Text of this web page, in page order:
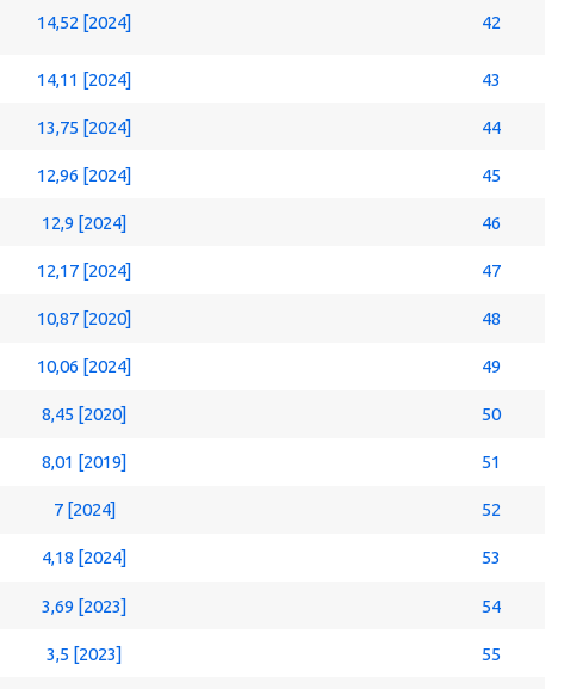
14,52 [2024] 42
14,11 [2024] 43
13,75 [2024] 44
12,96 [2024] 45
12,9 [2024] 46
12,17 [2024] 47
10,87 [2020] 48
10,06 [2024] 49
8,45 [2020] 50
8,01 [2019] 51
7 [2024] 52
4,18 [2024] 53
3,69 [2023] 54
3,5 [2023] 55